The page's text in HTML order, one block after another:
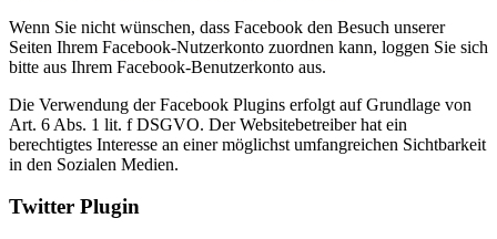
Wenn Sie nicht wünschen, dass Facebook den Besuch unserer
Seiten Ihrem Facebook-Nutzerkonto zuordnen kann, loggen Sie sich
bitte aus Ihrem Facebook-Benutzerkonto aus.
Die Verwendung der Facebook Plugins erfolgt auf Grundlage von
Art. 6 Abs. 1 lit. f DSGVO. Der Websitebetreiber hat ein
berechtigtes Interesse an einer möglichst umfangreichen Sichtbarkeit
in den Sozialen Medien.
Twitter Plugin